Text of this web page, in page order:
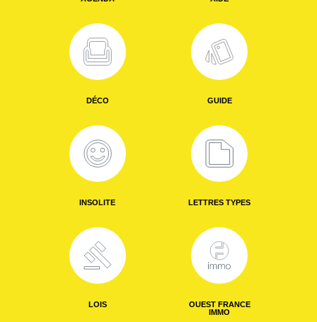
DÉCO GUIDE
INSOLITE LETTRES TYPES
LOIS
OUEST FRANCE
IMMO